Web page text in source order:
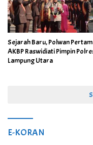
Sejarah Baru, Polwan
AKBP Raswidiati Pimpin
Lampung Utara
E-KORAN